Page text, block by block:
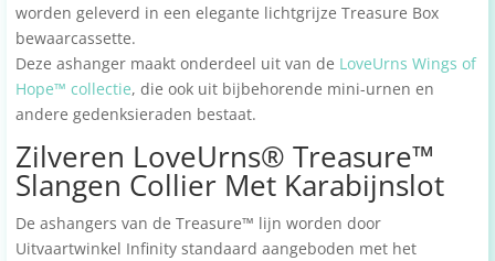
worden geleverd in een elegante lichtgrijze Treasure Box
bewaarcassette.
Deze ashanger maakt onderdeel uit van de LoveUrns Wings of
Hope™ collectie, die ook uit bijbehorende mini-urnen en
andere gedenksieraden bestaat.
Zilveren LoveUrns® Treasure™
Slangen Collier Met Karabijnslot
De ashangers van de Treasure™ lijn worden door
Uitvaartwinkel Infinity standaard aangeboden met het